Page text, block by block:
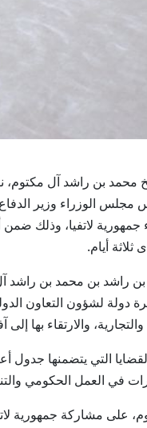
الشيخ محمد بن راشد آل
الوزراء وزير
أيام.
راشد بن محمد بن راشد
دولة لشؤون التعاون
والارتقاء بها
في العمل الحكومي